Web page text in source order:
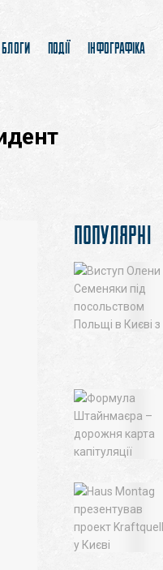
БЛОГИ ПОДІЇ ІНФОГРАФІКА
ПОПУЛЯРНІ